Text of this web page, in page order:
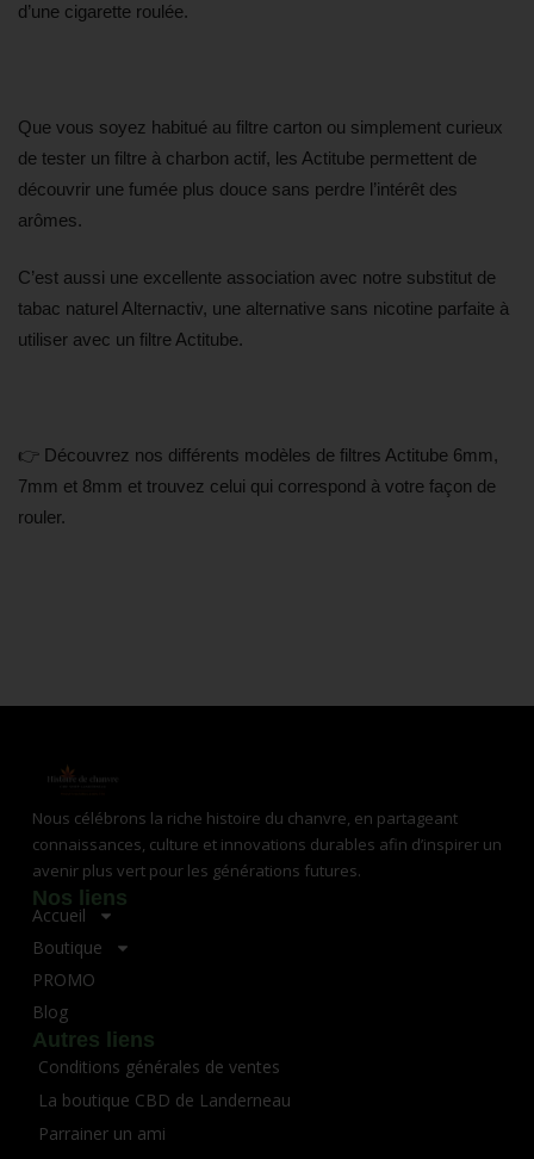
d’une cigarette roulée.
Que vous soyez habitué au filtre carton ou simplement curieux
de tester un filtre à charbon actif, les Actitube permettent de
découvrir une fumée plus douce sans perdre l’intérêt des
arômes.
C’est aussi une excellente association avec notre substitut de
tabac naturel Alternactiv, une alternative sans nicotine parfaite à
utiliser avec un filtre Actitube.
👉 Découvrez nos différents modèles de filtres Actitube 6mm,
7mm et 8mm et trouvez celui qui correspond à votre façon de
rouler.
Nous célébrons la riche histoire du chanvre, en partageant
connaissances, culture et innovations durables afin d’inspirer un
avenir plus vert pour les générations futures.
Nos liens
Accueil
Boutique
PROMO
Blog
Autres liens
Conditions générales de ventes
La boutique CBD de Landerneau
Parrainer un ami